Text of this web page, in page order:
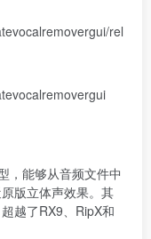
rel
，能够从音频文件中
版立体声效果。其
越了RX9、RipX和